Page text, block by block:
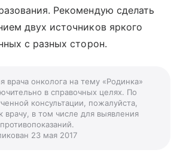
Рекомендую сделать
двух источников яркого
с разных сторон.
врача онколога на тему «Родинка»
в справочных целях. По
консультации, пожалуйста,
врачу, в том числе для выявления
23 мая 2017